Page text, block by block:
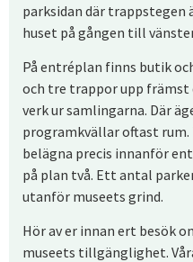
parksidan där trappstegen
huset på gången till
På entréplan finns butik
och tre trappor upp
verk ur samlingarna. Där
programkvällar oftast
belägna precis innanför
på plan två. Ett antal
utanför museets grind.
Hör av er innan ert besök
museets tillgänglighet.